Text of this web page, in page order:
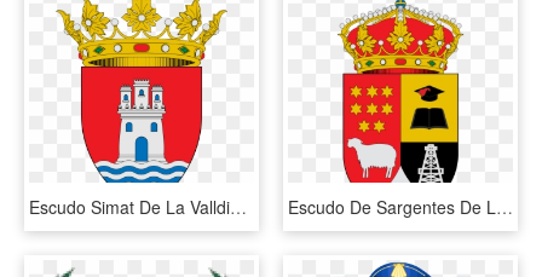
Escudo Simat De La Valldigna, HD Png Download Escudo De Sargentes De La Lora - Sargentes De La Lora Escudo, HD Png Download